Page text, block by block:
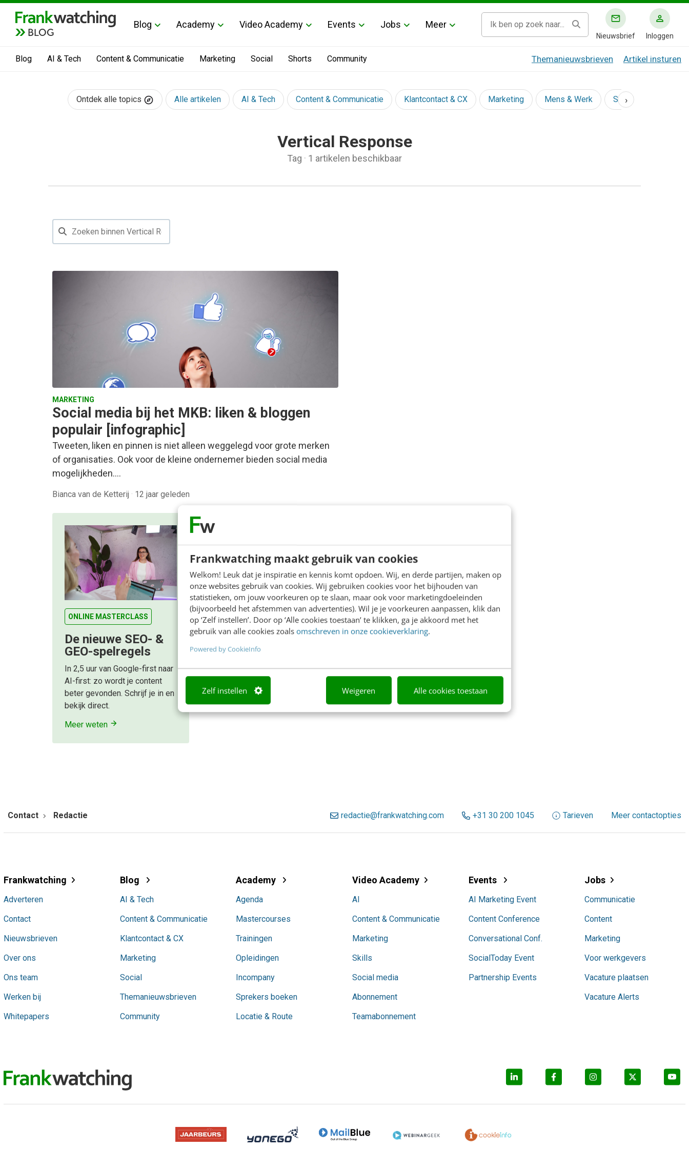
Frankwatching maakt gebruik van cookies
Welkom! Leuk dat je inspiratie en kennis komt opdoen. Wij, en derde partijen, maken op
onze websites gebruik van cookies. Wij gebruiken cookies voor het bijhouden van
statistieken, om jouw voorkeuren op te slaan, maar ook voor marketingdoeleinden
(bijvoorbeeld het afstemmen van advertenties). Wil je je voorkeuren aanpassen, klik dan
op ‘Zelf instellen’. Door op ‘Alle cookies toestaan’ te klikken, ga je akkoord met het
gebruik van alle cookies zoals omschreven in onze cookieverklaring.
Powered by CookieInfo
Zelf instellen Weigeren Alle cookies toestaan
BLOG
Blog Academy Video Academy Events Jobs Meer
Nieuwsbrief Inloggen
Blog AI & Tech Content & Communicatie Marketing Social Shorts Community Themanieuwsbrieven Artikel insturen
Ontdek alle topics Alle artikelen AI & Tech Content & Communicatie Klantcontact & CX Marketing Mens & Werk Social
›
Vertical Response
Tag · 1 artikelen beschikbaar
MARKETING
Social media bij het MKB: liken & bloggen
populair [infographic]
Tweeten, liken en pinnen is niet alleen weggelegd voor grote merken
of organisaties. Ook voor de kleine ondernemer bieden social media
mogelijkheden.…
Bianca van de Ketterij · 12 jaar geleden
ONLINE MASTERCLASS
De nieuwe SEO- &
GEO-spelregels
In 2,5 uur van Google-first naar
AI-first: zo wordt je content
beter gevonden. Schrijf je in en
bekijk direct.
Meer weten
Contact Redactie redactie@frankwatching.com +31 30 200 1045 Tarieven Meer contactopties
Frankwatching
Adverteren
Contact
Nieuwsbrieven
Over ons
Ons team
Werken bij
Whitepapers
Blog
AI & Tech
Content & Communicatie
Klantcontact & CX
Marketing
Social
Themanieuwsbrieven
Community
Academy
Agenda
Mastercourses
Trainingen
Opleidingen
Incompany
Sprekers boeken
Locatie & Route
Video Academy
AI
Content & Communicatie
Marketing
Skills
Social media
Abonnement
Teamabonnement
Events
AI Marketing Event
Content Conference
Conversational Conf.
SocialToday Event
Partnership Events
Jobs
Communicatie
Content
Marketing
Voor werkgevers
Vacature plaatsen
Vacature Alerts